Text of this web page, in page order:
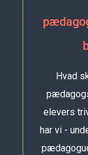
Hvad
elevers
har vi -